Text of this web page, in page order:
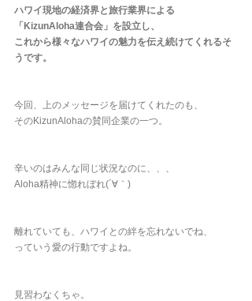
ハワイ現地の経済界と旅行業界による
「KizunAloha連合会」を設立し、
これから様々なハワイの魅力を伝え続けてくれるそ
うです。
今回、上のメッセージを届けてくれたのも、
そのKizunAlohaの賛同企業の一つ。
辛いのはみんな同じ状況なのに、、、
Aloha精神に惚れぼれ(´∀｀)
離れていても、ハワイとの絆を忘れないでね、
っていう愛の行動ですよね。
見習わなくちゃ。